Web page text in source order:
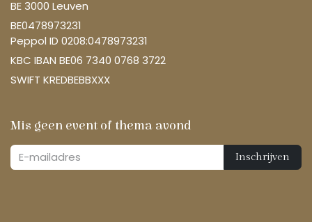
BE 3000 Leuven
BE0478973231
Peppol ID 0208:0478973231
KBC IBAN BE06 7340 0768 3722
SWIFT KREDBEBBXXX
Mis geen event of thema avond
Inschrijven